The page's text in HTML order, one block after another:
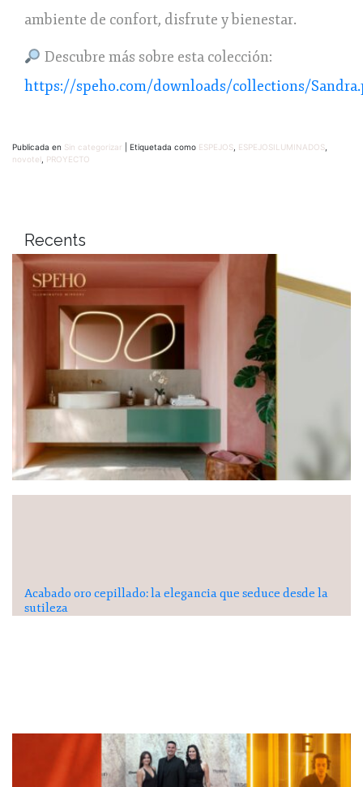
ambiente de confort, disfrute y bienestar.
Descubre más sobre esta colección:
https://speho.com/downloads/collections/
Publicada en Sin categorizar Etiquetada como ESPEJOS ESPEJOSILUMINADOS
novotel PROYECTO
Recents
Acabado oro cepillado: la elegancia que seduce desde la
sutileza